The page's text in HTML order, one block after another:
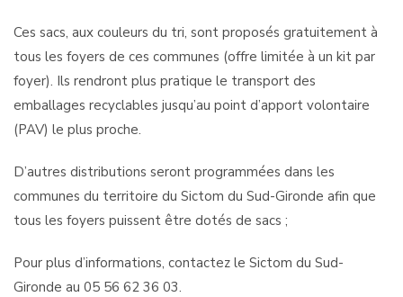
Ces sacs, aux couleurs du tri, sont proposés gratuitement à
tous les foyers de ces communes (offre limitée à un kit par
foyer). Ils rendront plus pratique le transport des
emballages recyclables jusqu’au point d’apport volontaire
(PAV) le plus proche.
D’autres distributions seront programmées dans les
communes du territoire du Sictom du Sud-Gironde afin que
tous les foyers puissent être dotés de sacs ;
Pour plus d’informations, contactez le Sictom du Sud-
Gironde au 05 56 62 36 03.